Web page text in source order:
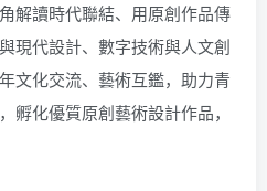
解讀時代聯結、用原創作品傳
現代設計、數字技術與人文創
文化交流、藝術互鑑，助力青
孵化優質原創藝術設計作品，